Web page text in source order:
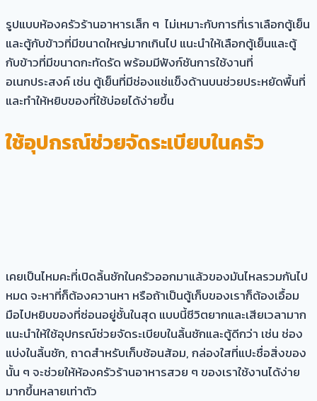
รูปแบบห้องครัวร้านอาหารเล็ก ๆ ไม่เหมาะกับการที่เราเลือกตู้เย็น
และตู้กับข้าวที่มีขนาดใหญ่มากเกินไป แนะนำให้เลือกตู้เย็นและตู้
กับข้าวที่มีขนาดกะทัดรัด พร้อมมีฟังก์ชันการใช้งานที่
อเนกประสงค์ เช่น ตู้เย็นที่มีช่องแช่แข็งด้านบนช่วยประหยัดพื้นที่
และทำให้หยิบของที่ใช้บ่อยได้ง่ายขึ้น
ใช้อุปกรณ์ช่วยจัดระเบียบในครัว
เคยเป็นไหมคะที่เปิดลิ้นชักในครัวออกมาแล้วของมันไหลรวมกันไป
หมด จะหาที่ก็ต้องควานหา หรือถ้าเป็นตู้เก็บของเราก็ต้องเอื้อม
มือไปหยิบของที่ซ่อนอยู่ชั้นในสุด แบบนี้ชีวิตยากและเสียเวลามาก
แนะนำให้ใช้อุปกรณ์ช่วยจัดระเบียบในลิ้นชักและตู้ดีกว่า เช่น ช่อง
แบ่งในลิ้นชัก, ถาดสำหรับเก็บช้อนส้อม, กล่องใสที่แปะชื่อสิ่งของ
นั้น ๆ จะช่วยให้ห้องครัวร้านอาหารสวย ๆ ของเราใช้งานได้ง่าย
มากขึ้นหลายเท่าตัว